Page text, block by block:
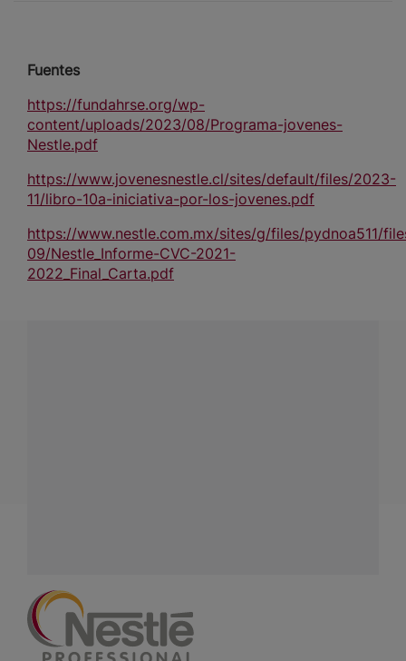
Fuentes
https://fundahrse.org/wp-
content/uploads/2023/08/Programa-jovenes-
Nestle.pdf
https://www.jovenesnestle.cl/sites/default/files/2023-
11/libro-10a-iniciativa-por-los-jovenes.pdf
https://www.nestle.com.mx/sites/g/files/pydnoa511/
09/Nestle_Informe-CVC-2021-
2022_Final_Carta.pdf